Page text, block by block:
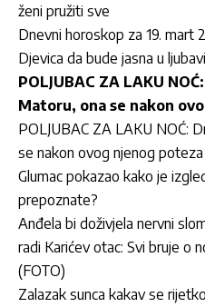
ženi pružiti sve
Dnevni horoskop za 19. mart
Djevica da bude jasna u
POLJUBAC ZA LAKU
Matoru, ona se nakon
POLJUBAC ZA LAKU NOĆ:
se nakon ovog njenog
Glumac pokazao kako je
prepoznate?
Anđela bi doživjela nervni
radi Karićev otac: Svi bruje o
(FOTO)
Zalazak sunca kakav se